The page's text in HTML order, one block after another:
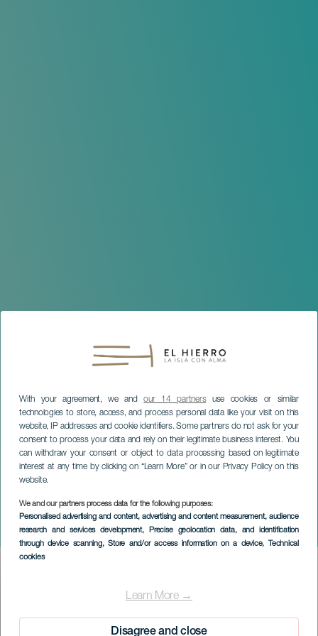
With your agreement, we andour 14 partnersuse cookies or similar
technologies to store, access, and process personal data like your visit on this
website, IP addresses and cookie identifiers. Some partners do not ask for your
consent to process your data and rely on their legitimate business interest. You
can withdraw your consent or object to data processing based on legitimate
interest at any time by clicking on “Learn More” or in our Privacy Policy on this
website.
We and our partners process data for the following purposes:
Personalised advertising and content, advertising and content measurement, audience
research and services development, Precise geolocation data, and identification
through device scanning, Store and/or access information on a device, Technical
cookies
Learn More →
Disagree and close
Atlantisches Labor für
Jazz und Neue Musik